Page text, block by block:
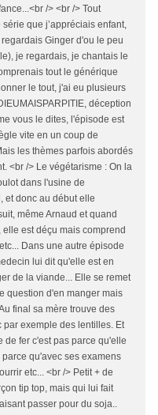
/> <br /> Tout
que j’appréciais enfant,
Ginger d'ou le peu
je regardais, je chantais le
tout le générique
le tout, j'ai eu plusieurs
déception
vous le dites, l'épisode est
vite en un coup de
les thèmes parfois abordés
<br /> Le végétarisme : On la
dans l'usine de
et donc au début elle
même Arnaud et quand
est déçu mais comprend
Dans une autre épisode
lui dit qu'elle est en
de la viande... Elle se remet
question d'en manger mais
final sa mère trouve des
par exemple des lentilles. Et
fer c'est pas parce qu'elle
qu'avec ses examens
etc... <br /> Petit + de
tip top, mais qui lui fait
passer pour du soja..